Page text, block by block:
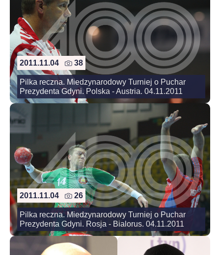
2011.11.04 38
Pilka reczna. Miedzynarodowy Turniej o Puchar
Prezydenta Gdyni. Polska - Austria. 04.11.2011
2011.11.04 26
Pilka reczna. Miedzynarodowy Turniej o Puchar
Prezydenta Gdyni. Rosja - Bialorus. 04.11.2011